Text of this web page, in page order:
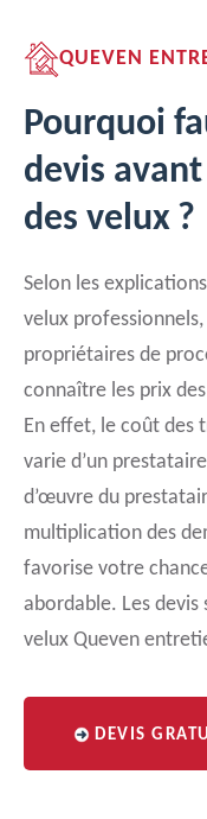
QUEVEN
Pourquoi
devis
des velux ?
Selon les
velux
propriétaires de
connaître les prix
En effet, le coût des
varie d’un
d’œuvre du
multiplication des
favorise votre
abordable. Les devis
velux Queven
DEVIS